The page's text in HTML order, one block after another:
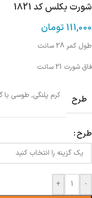
شورت بکلس کد 1821
111,000 تومان
طول کمر 28 سانت
فاق شورت 21 سانت
طرح کرم پلنگی, طوسی با
طرح
-
+